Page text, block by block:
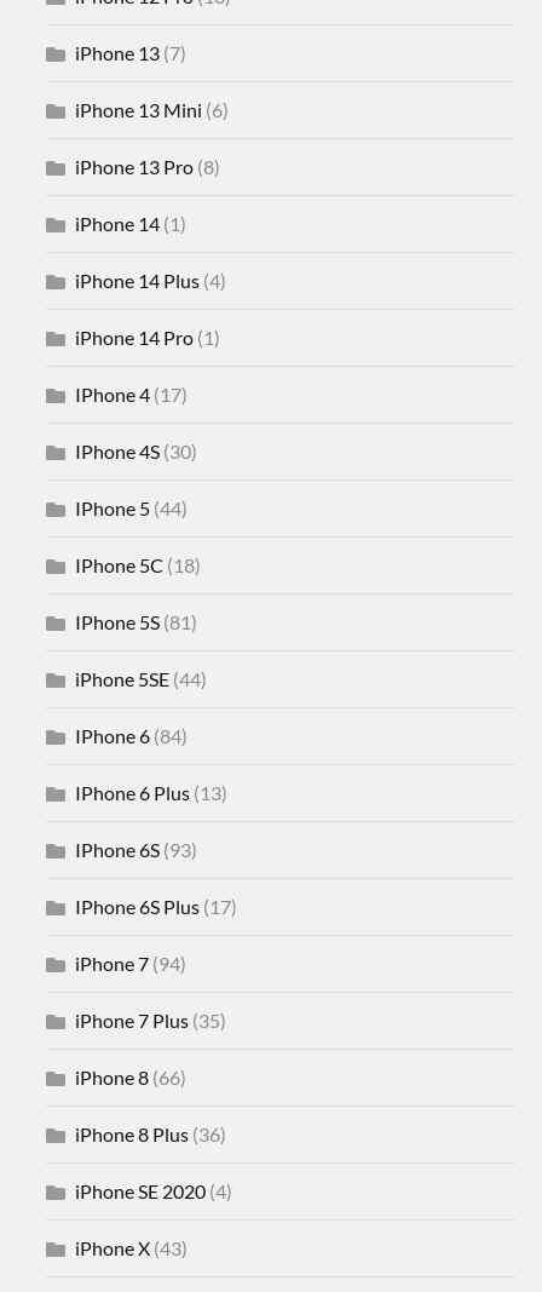
iPhone 13 (7)
iPhone 13 Mini (6)
iPhone 13 Pro (8)
iPhone 14 (1)
iPhone 14 Plus (4)
iPhone 14 Pro (1)
IPhone 4 (17)
IPhone 4S (30)
IPhone 5 (44)
IPhone 5C (18)
IPhone 5S (81)
iPhone 5SE (44)
IPhone 6 (84)
IPhone 6 Plus (13)
IPhone 6S (93)
IPhone 6S Plus (17)
iPhone 7 (94)
iPhone 7 Plus (35)
iPhone 8 (66)
iPhone 8 Plus (36)
iPhone SE 2020 (4)
iPhone X (43)